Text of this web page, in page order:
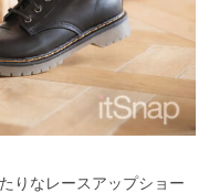
りなレースアップショー